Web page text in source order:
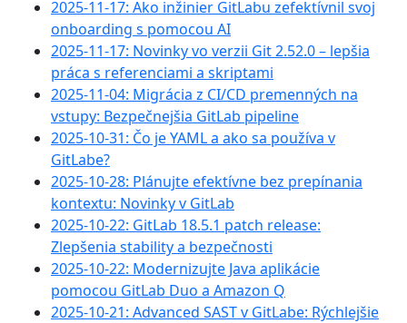
2025-11-17: Ako inžinier GitLabu zefektívnil svoj
onboarding s pomocou AI
2025-11-17: Novinky vo verzii Git 2.52.0 – lepšia
práca s referenciami a skriptami
2025-11-04: Migrácia z CI/CD premenných na
vstupy: Bezpečnejšia GitLab pipeline
2025-10-31: Čo je YAML a ako sa používa v
GitLabe?
2025-10-28: Plánujte efektívne bez prepínania
kontextu: Novinky v GitLab
2025-10-22: GitLab 18.5.1 patch release:
Zlepšenia stability a bezpečnosti
2025-10-22: Modernizujte Java aplikácie
pomocou GitLab Duo a Amazon Q
2025-10-21: Advanced SAST v GitLabe: Rýchlejšie